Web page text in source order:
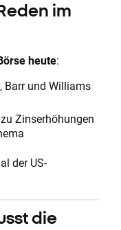
im
heute:
Barr und Williams
Zinserhöhungen
der US-
die